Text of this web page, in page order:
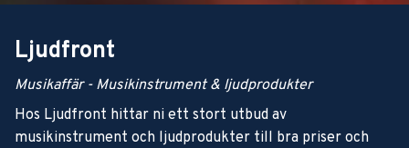
Ljudfront
Musikaffär - Musikinstrument & ljudprodukter
Hos Ljudfront hittar ni ett stort utbud av
musikinstrument och ljudprodukter till bra priser och